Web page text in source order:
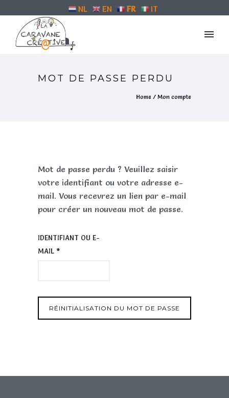
NL EN FR IT
MOT DE PASSE PERDU
Home / Mon compte
Mot de passe perdu ? Veuillez saisir
votre identifiant ou votre adresse e-
mail. Vous recevrez un lien par e-mail
pour créer un nouveau mot de passe.
IDENTIFIANT OU E-
MAIL *O
A
RÉINITIALISATION DU MOT DE PASSE